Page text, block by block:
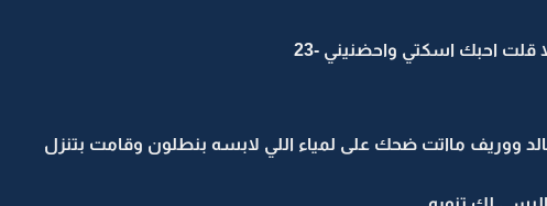
قلت احبك اسكتي واحضنيني -23
ووريف مااتت ضحك على لمياء اللي لابسه بنطلون وقامت بتنزل